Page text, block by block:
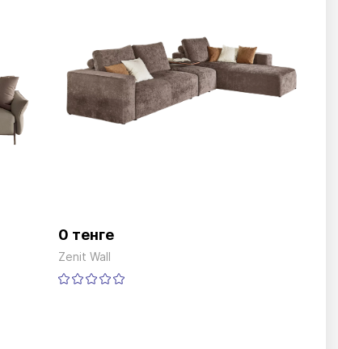
0 тенге
Zenit Wall